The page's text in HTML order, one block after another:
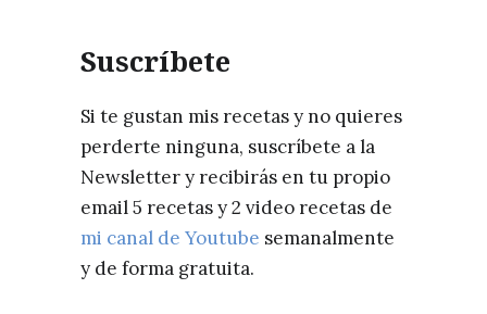
Suscríbete
Si te gustan mis recetas y no quieres
perderte ninguna, suscríbete a la
Newsletter y recibirás en tu propio
email 5 recetas y 2 video recetas de
mi canal de Youtube semanalmente
y de forma gratuita.